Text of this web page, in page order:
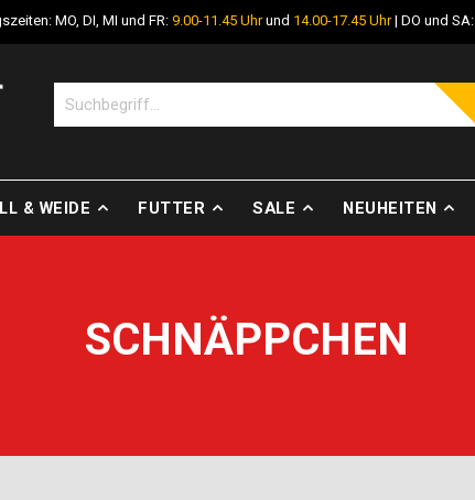
MO, DI, MI und FR: 9.00-11.45 Uhrund 14.00-17.45 Uhr| DO und SA:
& WEIDE FUTTER SALE NEUHEITEN
SCHNÄPPCHEN